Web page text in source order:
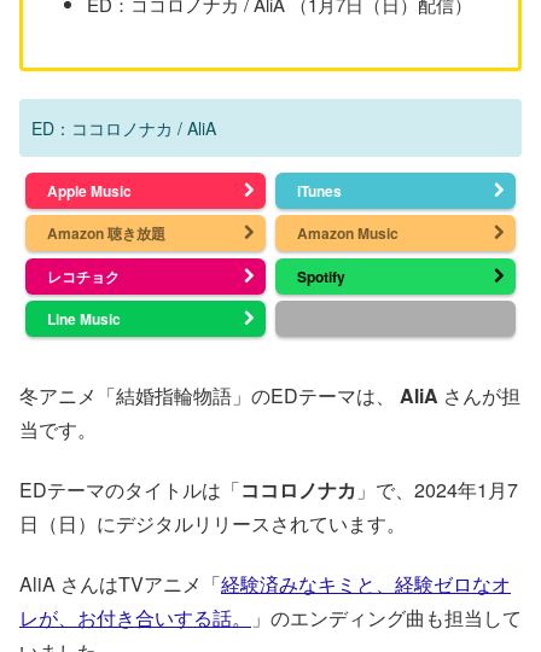
ED：ココロノナカ / AliA
Apple Music
iTunes
Amazon 聴き放題
Amazon Music
レコチョク
Spotify
Line Music
冬アニメ「結婚指輪物語」のEDテーマは、 AliA さんが担
当です。
EDテーマのタイトルは「ココロノナカ 」で、2024年1月7
日（日）にデジタルリリースされています。
AliA さんはTVアニメ「経験済みなキミと、経験ゼロなオ
レが、お付き合いする話。
」のエンディング曲も担当して